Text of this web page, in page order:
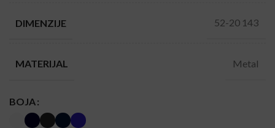
DIMENZIJE 52-20 143
MATERIJAL Metal
BOJA